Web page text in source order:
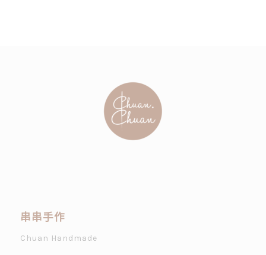
串串手作
Chuan Handmade